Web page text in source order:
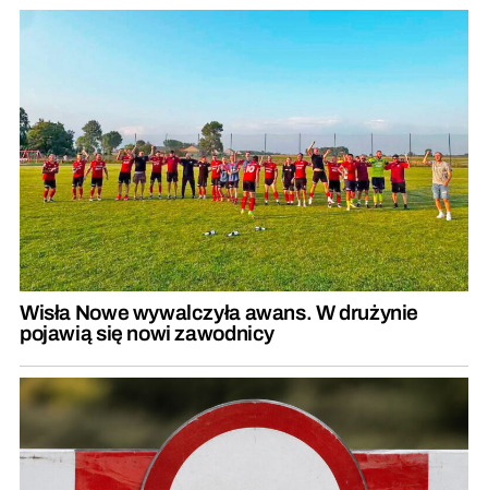
Wisła Nowe wywalczyła awans. W drużynie
pojawią się nowi zawodnicy